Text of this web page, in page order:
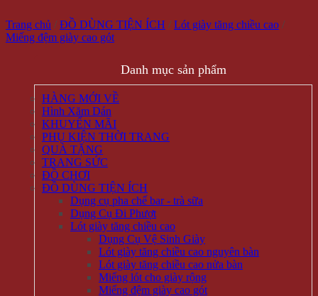
Trang chủ / ĐỒ DÙNG TIỆN ÍCH / Lót giày tăng chiều cao /
Miếng đệm giày cao gót
Danh mục sản phẩm
HÀNG MỚI VỀ
Hình Xăm Dán
KHUYẾN MÃI
PHỤ KIỆN THỜI TRANG
QUÀ TẶNG
TRANG SỨC
ĐỒ CHƠI
ĐỒ DÙNG TIỆN ÍCH
Dụng cụ pha chế bar - trà sữa
Dụng Cụ Đi Phượt
Lót giày tăng chiều cao
Dụng Cụ Vệ Sinh Giày
Lót giày tăng chiều cao nguyên bàn
Lót giày tăng chiều cao nửa bàn
Miếng lót cho giày rộng
Miếng đệm giày cao gót